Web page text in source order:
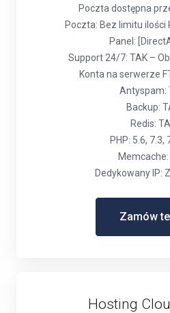
Poczta dostępna
Poczta: Bez limitu
Panel:
Support 24/7: TAK –
Konta na serwerze
Antyspam:
Backup:
Redis:
PHP: 5.6, 7.3,
Memcache:
Dedykowany IP:
Zamów
Hosting